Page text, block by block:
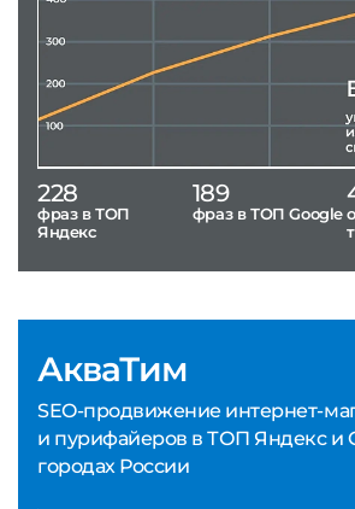
АкваТим
SEO-продвижение интернет-
и пурифайеров в ТОП Яндекс и
городах России
228
фраз в ТОП
Яндекс
189
фраз в ТОП Google